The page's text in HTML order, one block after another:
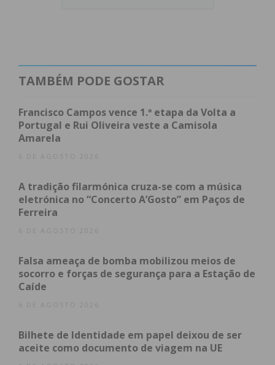
Assim, segundo os serviços, no ano de 2022 foram
recolhidos pelo município 220 animais, sendo que
147 foram adotados. Dez deles tiveram que ser
eutanasiados, por sofrimento extremo.
os serviços veterinários tratam ainda da
esterilização dos animais, e no ano de 2022 foram
esterilizados 182 animais, dos quais 67 felídeos e
Segundo Joana Monteiro, houve um decréscimo no
número de animais abandonados no concelho, no
segundo semestre do ano passado. “Mais com o
aumento de abandono”, referiu.
TAMBÉM PODE GOSTAR
Francisco Campos vence 1.ª etapa da Volta a
Portugal e Rui Oliveira veste a Camisola
Amarela
6 DE AGOSTO 2026
A tradição filarmónica cruza-se com a música
eletrónica no “Concerto A’Gosto” em Paços de
Ferreira
6 DE AGOSTO 2026
Falsa ameaça de bomba mobilizou meios de
socorro e forças de segurança para a Estação de
Caíde
6 DE AGOSTO 2026
Bilhete de Identidade em papel deixou de ser
aceite como documento de viagem na UE